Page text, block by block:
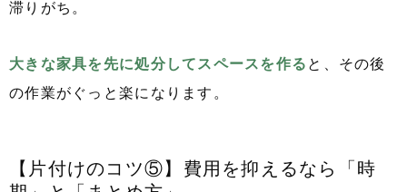
滞りがち。
大きな家具を先に処分してスペースを作ると、その後
の作業がぐっと楽になります。
【片付けのコツ⑤】費用を抑えるなら「時